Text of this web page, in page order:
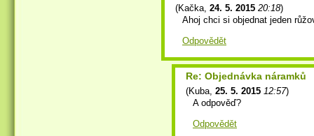
(Kačka, 24. 5. 2015 20:18)
Ahoj chci si objednat jeden
Odpovědět
Re: Objednávka náramků
(Kuba, 25. 5. 2015 12:57)
A odpověď?
Odpovědět